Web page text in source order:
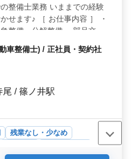
整備士業務 いままでの経験
せます♪ ［ お仕事内容 ］ ・
整備、分解整備 ・部品交換
小型) 「国産車・輸入車 (比
ります！
車整備士) / 正社員・契約社
/ 篠ノ井駅
残業なし・少なめ